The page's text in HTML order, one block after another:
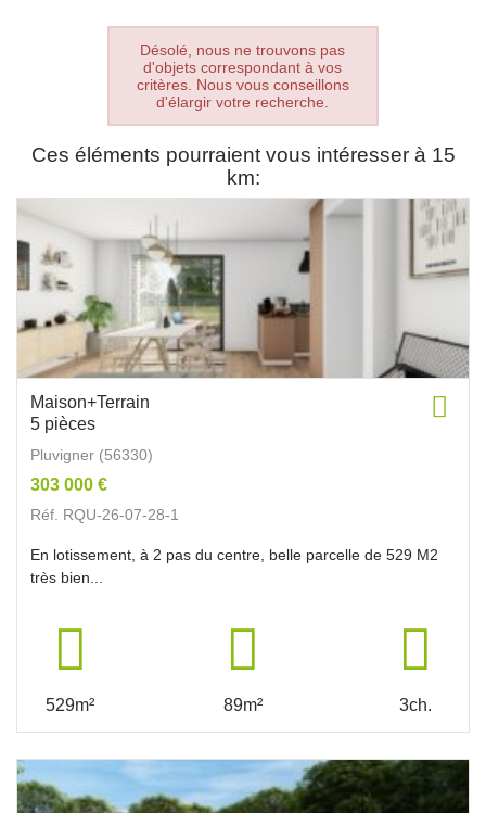
Désolé, nous ne trouvons pas
d'objets correspondant à vos
critères. Nous vous conseillons
d'élargir votre recherche.
Ces éléments pourraient vous intéresser à 15
km:
Maison+Terrain
5 pièces
Pluvigner (56330)
303 000 €
Réf. RQU-26-07-28-1
En lotissement, à 2 pas du centre, belle parcelle de 529 M2
très bien...
529m² 89m² 3ch.